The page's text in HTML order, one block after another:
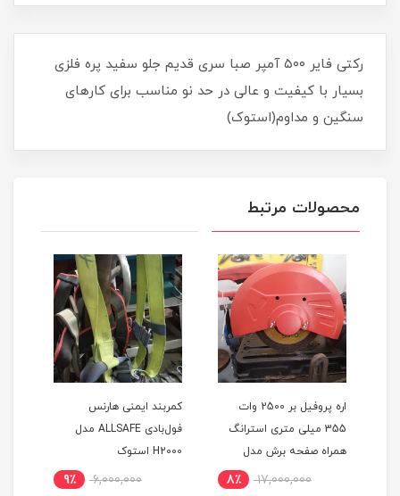
رکتی فایر ۵۰۰ آمپر صبا سری قدیم جلو سفید پره فلزی
بسیار با کیفیت و عالی در حد نو مناسب برای کارهای
سنگین و مداوم(استوک)
محصولات مرتبط
اره پروفیل بر 2500 وات
355 میلی متری استرانگ
همراه صفحه برش مدل
STRONG STG2500 در حد 17,000,000 8٪
کمربند ایمنی هارنس
فول‌بادی ALLSAFE مدل
H2000 استوک
6,000,000 9٪